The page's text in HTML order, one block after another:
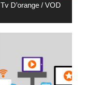
Tv D’orange / VOD